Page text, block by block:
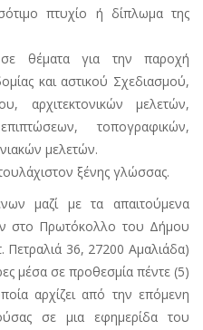
πτυχίο ή δίπλωμα της
σε θέματα για την παροχή
και αστικού Σχεδιασμού,
αρχιτεκτονικών μελετών,
τοπογραφικών,
μελετών.
ξένης γλώσσας.
μαζί με τα απαιτούμενα
στο Πρωτόκολλο του Δήμου
Πετραλιά 36, 27200 Αμαλιάδα)
μέσα σε προθεσμία πέντε (5)
αρχίζει από την επόμενη
σε μια εφημερίδα του